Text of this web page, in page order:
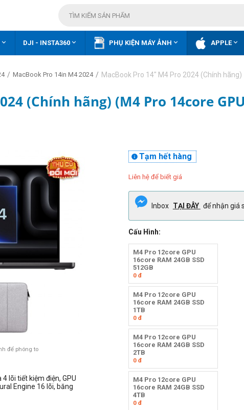
 DJI - INSTA360  PHỤ KIỆN MÁY ẢNH  APPLE
/ MacBook Pro 14in M4 2024 / MacBook Pro 14" M4 Pro 2024 (Chính hãng)
(Chính hãng) (M4 Pro 14core
để phóng to
lõi tiết kiệm điện, GPU
Engine 16 lõi, băng
Tạm hết hàng

Liên hệ để biết giá
Inbox TẠI ĐÂY để nhận giá
Cấu Hình:
M4 Pro 12core GPU
16core RAM 24GB SSD
512GB
0đ
M4 Pro 12core GPU
16core RAM 24GB SSD
1TB
0đ
M4 Pro 12core GPU
16core RAM 24GB SSD
2TB
0đ
M4 Pro 12core GPU
16core RAM 24GB SSD
4TB
0đ